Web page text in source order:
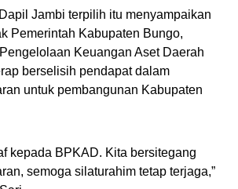
Jambi terpilih itu menyampaikan
Pemerintah Kabupaten Bungo,
Keuangan Aset Daerah
berselisih pendapat dalam
untuk pembangunan Kabupaten
kepada BPKAD. Kita bersitegang
semoga silaturahim tetap terjaga,”